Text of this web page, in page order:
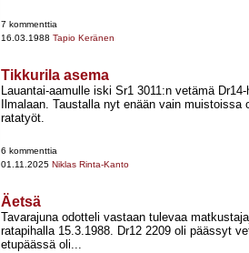
7 kommenttia
16.03.1988 Tapio Keränen
Tikkurila asema
Lauantai-​aamulle iski Sr1 3011:n vetämä
Ilmalaan. Taustalla nyt enään vain muistoissa
ratatyöt.
6 kommenttia
01.11.2025 Niklas Rinta-Kanto
Äetsä
Tavarajuna odotteli vastaan tulevaa
ratapihalla 15.3.1988. Dr12 2209 oli päässyt
etupäässä oli...